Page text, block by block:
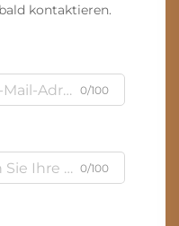
kontaktieren.
0/100
0/100